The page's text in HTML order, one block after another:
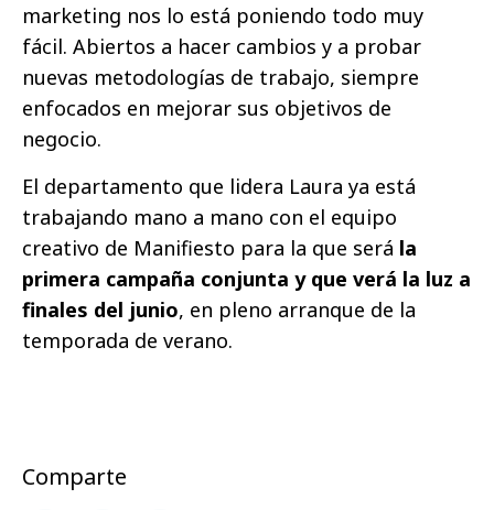
marketing nos lo está poniendo todo muy
fácil. Abiertos a hacer cambios y a probar
nuevas metodologías de trabajo, siempre
enfocados en mejorar sus objetivos de
negocio.
El departamento que lidera Laura ya está
trabajando mano a mano con el equipo
creativo de Manifiesto para la que será la
primera campaña conjunta y que verá la luz a
finales del junio, en pleno arranque de la
temporada de verano.
Comparte